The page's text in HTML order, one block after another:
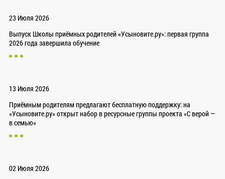
23 Июля 2026
Выпуск Школы приёмных родителей «Усыновите.ру»: первая группа
2026 года завершила обучение
13 Июля 2026
Приёмным родителям предлагают бесплатную поддержку: на
«Усыновите.ру» открыт набор в ресурсные группы проекта «С верой —
в семью»
02 Июля 2026